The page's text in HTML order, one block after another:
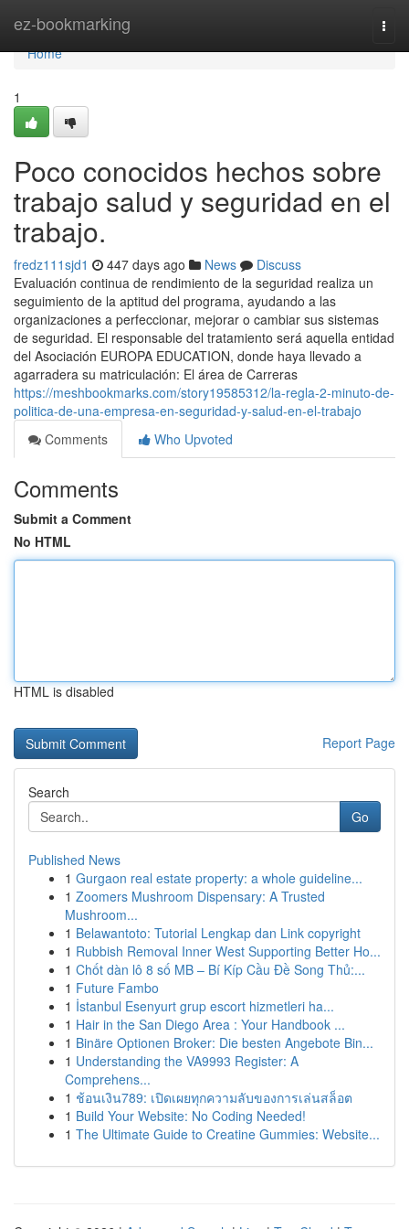
ez-bookmarking
Home
Home
1
Poco conocidos hechos sobre
trabajo salud y seguridad en el
trabajo.
fredz111sjd1 447 days ago News
Discuss
Evaluación continua de rendimiento de la seguridad realiza un
seguimiento de la aptitud del programa, ayudando a las
organizaciones a perfeccionar, mejorar o cambiar sus sistemas
de seguridad. El responsable del tratamiento será aquella entidad
del Asociación EUROPA EDUCATION, donde haya llevado a
agarradera su matriculación: El área de Carreras
https://meshbookmarks.com/story19585312/la-regla-2-minuto-de-
politica-de-una-empresa-en-seguridad-y-salud-en-el-trabajo
Comments
Who Upvoted
Comments
Submit a Comment
No HTML
HTML is disabled
Report Page
Search
Go
Published News
1 Gurgaon real estate property: a whole guideline...
1 Zoomers Mushroom Dispensary: A Trusted
Mushroom...
1 Belawantoto: Tutorial Lengkap dan Link copyright
1 Rubbish Removal Inner West Supporting Better Ho...
1 Chốt dàn lô 8 số MB – Bí Kíp Cầu Đề Song Thủ:...
1 Future Fambo
1 İstanbul Esenyurt grup escort hizmetleri ha...
1 Hair in the San Diego Area : Your Handbook ...
1 Binäre Optionen Broker: Die besten Angebote Bin...
1 Understanding the VA9993 Register: A
Comprehens...
1 ช้อนเงิน789: เปิดเผยทุกความลับของการเล่นสล็อต
1 Build Your Website: No Coding Needed!
1 The Ultimate Guide to Creatine Gummies: Website...